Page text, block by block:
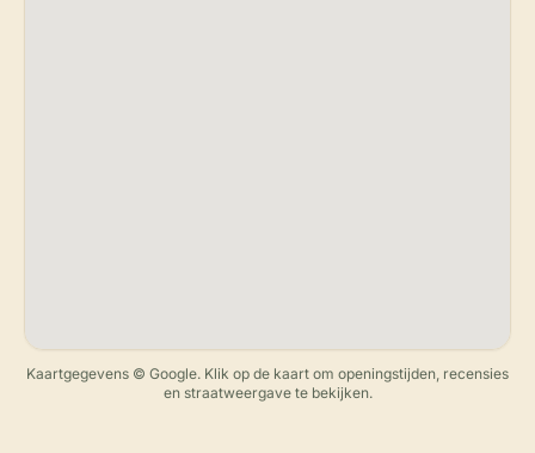
Kaartgegevens © Google. Klik op de kaart om openingstijden, recensies
en straatweergave te bekijken.